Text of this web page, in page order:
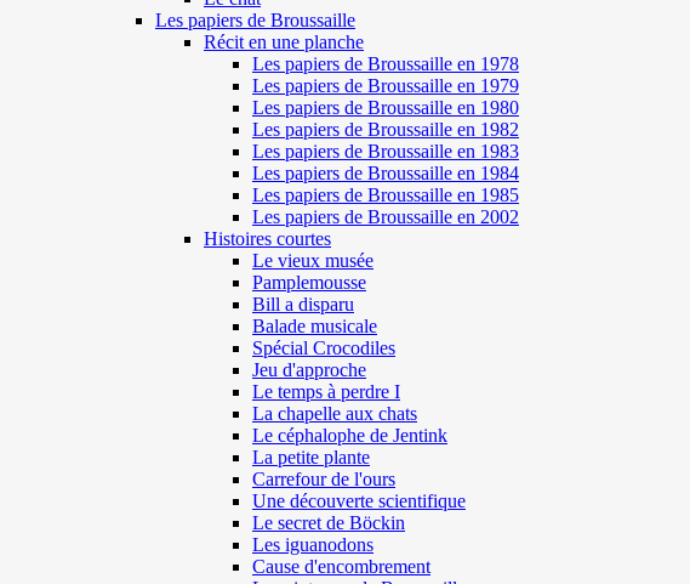
Les papiers de Broussaille
Récit en une planche
Les papiers de Broussaille en 1978
Les papiers de Broussaille en 1979
Les papiers de Broussaille en 1980
Les papiers de Broussaille en 1982
Les papiers de Broussaille en 1983
Les papiers de Broussaille en 1984
Les papiers de Broussaille en 1985
Les papiers de Broussaille en 2002
Histoires courtes
Le vieux musée
Pamplemousse
Bill a disparu
Balade musicale
Spécial Crocodiles
Jeu d'approche
Le temps à perdre I
La chapelle aux chats
Le céphalophe de Jentink
La petite plante
Carrefour de l'ours
Une découverte scientifique
Le secret de Böckin
Les iguanodons
Cause d'encombrement